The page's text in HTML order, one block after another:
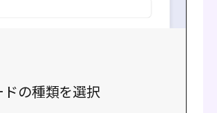
の種類を選択